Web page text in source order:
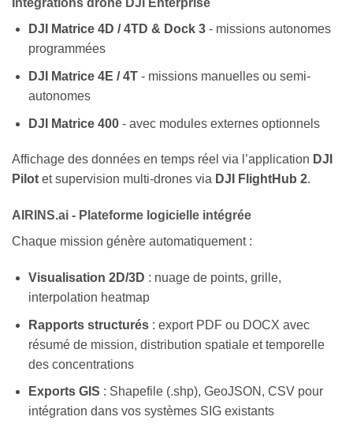
Intégrations drone DJI Enterprise
DJI Matrice 4D / 4TD & Dock 3- missions autonomes
programmées
DJI Matrice 4E / 4T- missions manuelles ou semi-
autonomes
DJI Matrice 400- avec modules externes optionnels
Affichage des données en temps réel via l’application DJI
Pilot et supervision multi-drones via DJI FlightHub 2.
AIRINS.ai - Plateforme logicielle intégrée
Chaque mission génère automatiquement :
Visualisation 2D/3D : nuage de points, grille,
interpolation heatmap
Rapports structurés: export PDF ou DOCX avec
résumé de mission, distribution spatiale et temporelle
des concentrations
Exports GIS : Shapefile (.shp), GeoJSON, CSV pour
intégration dans vos systèmes SIG existants